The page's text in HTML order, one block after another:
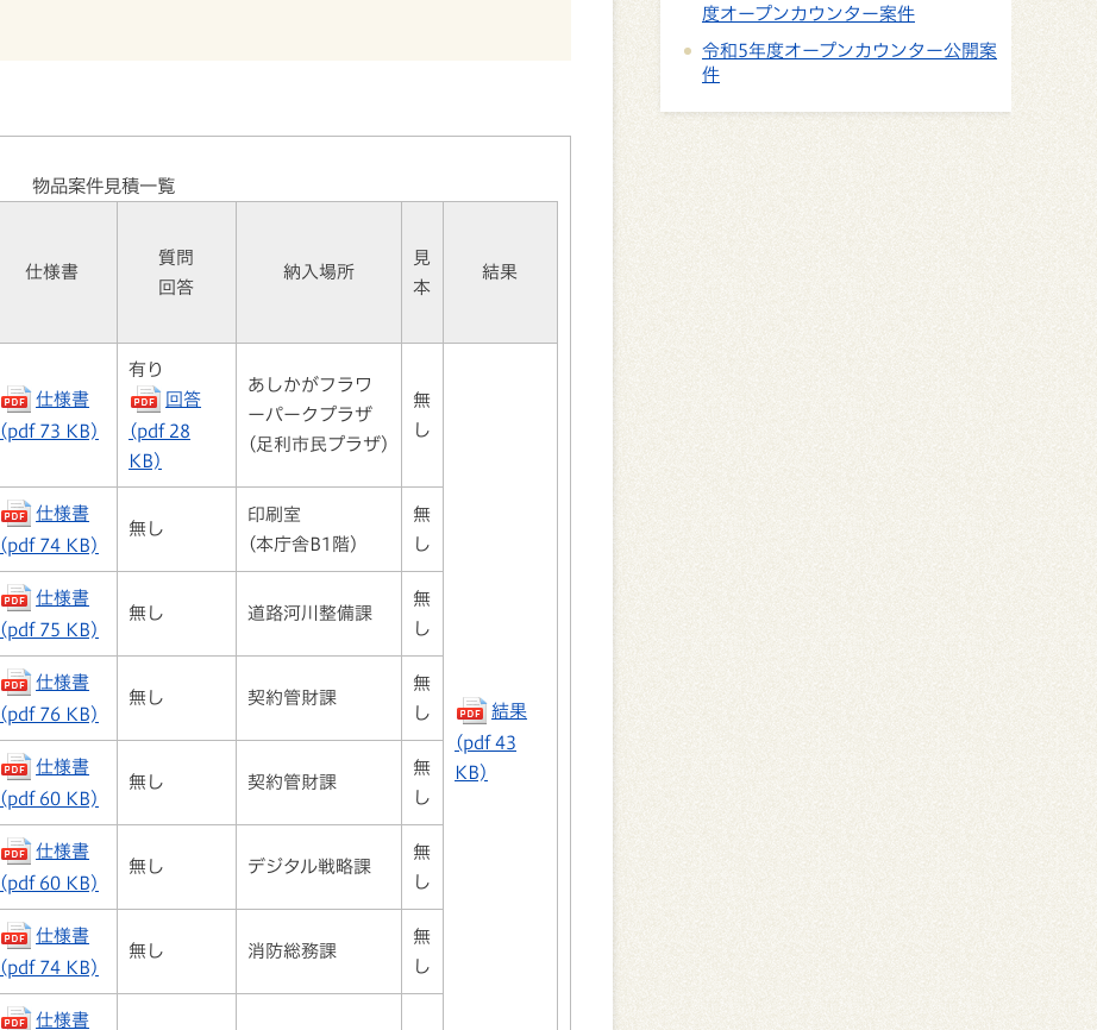
物品案件見積一覧
仕様書
質問
回答
納入場所
見
本
結果
仕様書
(pdf 73 KB)
有り
回答
(pdf 28
KB)
あしかがフラワ
ーパークプラザ
(足利市民プラザ)
無
し
結果
(pdf 43
KB)
仕様書
(pdf 74 KB)
無し
印刷室
(本庁舎B1階)
無
し
仕様書
(pdf 75 KB)
無し 道路河川整備課
無
し
仕様書
(pdf 76 KB)
無し 契約管財課
無
し
仕様書
(pdf 60 KB)
無し 契約管財課
無
し
仕様書
(pdf 60 KB)
無し デジタル戦略課
無
し
仕様書
(pdf 74 KB)
無し 消防総務課
無
し
仕様書
度オープンカウンター案件
令和5年度オープンカウンター公開案
件